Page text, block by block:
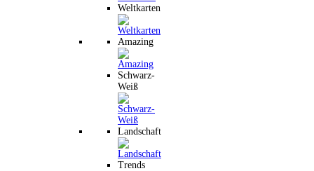
Weltkarten
Amazing
Schwarz-
Weiß
Landschaft
Trends